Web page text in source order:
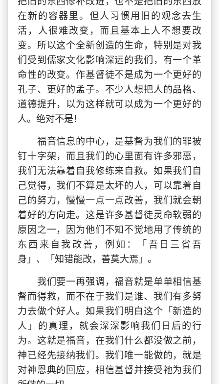
在新的容器里。但人习惯用旧的观念去生
活，人很难改变，而且基本上人不想要改
变。所以这个全新创造的生命，特别是对我
们受到儒家文化影响深远的我们，有一个革
命性的改变。作基督徒不是成为一个更好的
孔子、更好的孟子。不少人想把人的品格、
道德提升，以为这样就可以成为一个更好的
人。绝对不是！
福音信息的中心，是基督为我们的罪被
钉十字架，而且我们的心里面有许多邪恶，
我们无法靠着自我修练来自救。如果我们自
己觉得，我们不算是太坏的人，可以靠着自
己的努力，慢慢一点一点改善，我们就会朝
着好的方向走。这是许多基督徒灵命软弱的
原因之一，因为他们不知不觉地用了传统的
东西来自我改善，例如：「吾日三省吾
身」、「知错能改，善莫大焉」。
我们要一再强调，福音就是单单相信基
督而得救，而不在于我们是谁、我们有多努
力去做个好人。如果我们明白这个「新造的
人」的真理，就会深深影响我们日后的行
为。这就是福音，在我们什么都没做之前，
神已经先接纳我们。我们唯一能做的，就是
对神恩典的回应，相信基督并接受祂为我们